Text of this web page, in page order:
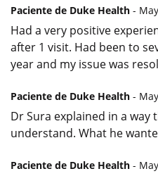
Paciente de Duke Health -
Had a very positive
after 1 visit. Had been to
year and my issue was
Paciente de Duke Health -
Dr Sura explained in a way
understand. What he
Paciente de Duke Health -